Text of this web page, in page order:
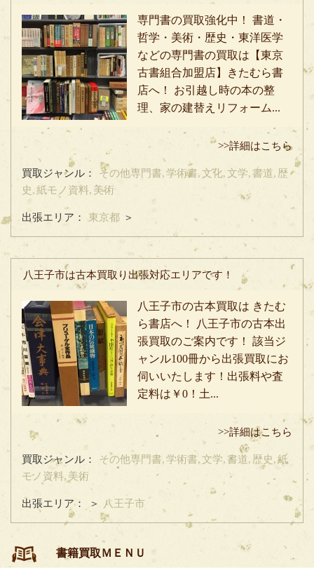
専門書の買取強化中！ 書道・
哲学・美術・歴史・東洋医学
などの専門書の買取は【東京
古書組合加盟店】きたむら書
店へ！ お引越し時の本の整
理、家の建替えリフォーム...
>>詳細はこちら
買取ジャンル： その他専門書,学術書,文化,文学,書道, 歴
史,紙モノ資料, 美術
出張エリア： 東京都 ＞
八王子市は古本買取り出張対応エリアです！
八王子市の古本買取は きたむ
ら書店へ！ 八王子市の古本出
張買取のご案内です！ 該当ジ
ャンル100冊から出張買取にお
伺いいたします！出張料や査
定料は￥0！土...
>>詳細はこちら
買取ジャンル： その他専門書,学術書,文学,書道, 歴史,紙
モノ資料, 美術
出張エリア： ＞ 八王子市
書籍買取ＭＥＮＵ